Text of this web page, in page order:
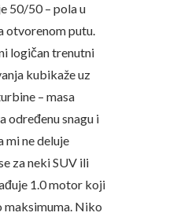
50/50 – pola u
otvorenom putu.
logičan trenutni
kubikaže uz
– masa
određenu snagu i
mi ne deluje
za neki SUV ili
1.0 motor koji
maksimuma. Niko